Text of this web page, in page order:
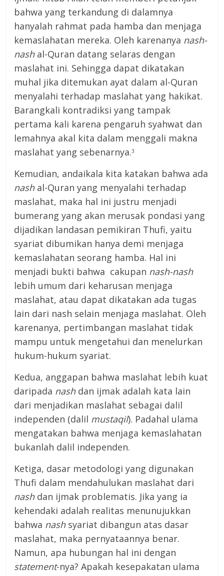
bahwa yang terkandung di dalamnya
hanyalah rahmat pada hamba dan menjaga
kemaslahatan mereka. Oleh karenanya nash-
nashal-Quran datang selaras dengan
maslahat ini. Sehingga dapat dikatakan
muhal jika ditemukan ayat dalam al-Quran
menyalahi terhadap maslahat yang hakikat.
Barangkali kontradiksi yang tampak
pertama kali karena pengaruh syahwat dan
lemahnya akal kita dalam menggali makna
maslahat yang sebenarnya.3
Kemudian, andaikala kita katakan bahwa ada
nashal-Quran yang menyalahi terhadap
maslahat, maka hal ini justru menjadi
bumerang yang akan merusak pondasi yang
dijadikan landasan pemikiran Thufi, yaitu
syariat dibumikan hanya demi menjaga
kemaslahatan seorang hamba. Hal ini
menjadi bukti bahwa cakupan nash-nash
lebih umum dari keharusan menjaga
maslahat, atau dapat dikatakan ada tugas
lain dari nash selain menjaga maslahat. Oleh
karenanya, pertimbangan maslahat tidak
mampu untuk mengetahui dan menelurkan
hukum-hukum syariat.
Kedua, anggapan bahwa maslahat lebih kuat
daripada nashdan ijmak adalah kata lain
dari menjadikan maslahat sebagai dalil
independen (dalil mustaqil). Padahal ulama
mengatakan bahwa menjaga kemaslahatan
bukanlah dalil independen.
Ketiga, dasar metodologi yang digunakan
Thufi dalam mendahulukan maslahat dari
nashdan ijmak problematis. Jika yang ia
kehendaki adalah realitas menunujukkan
bahwa nashsyariat dibangun atas dasar
maslahat, maka pernyataannya benar.
Namun, apa hubungan hal ini dengan
statement-nya? Apakah kesepakatan ulama